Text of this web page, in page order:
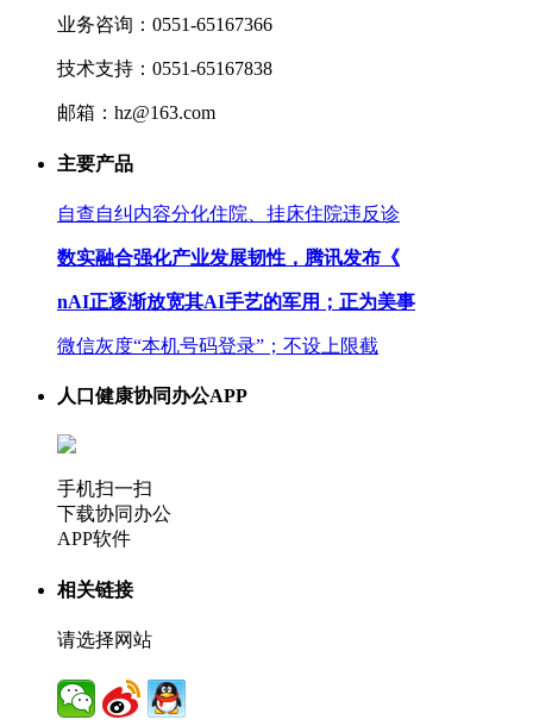
业务咨询：0551-65167366
技术支持：0551-65167838
邮箱：hz@163.com
主要产品
自查自纠内容分化住院、挂床住院违反诊
数实融合强化产业发展韧性，腾讯发布《
nAI正逐渐放宽其AI手艺的军用；正为美事
微信灰度“本机号码登录”；不设上限截
人口健康协同办公APP
手机扫一扫
下载协同办公
APP软件
相关链接
请选择网站